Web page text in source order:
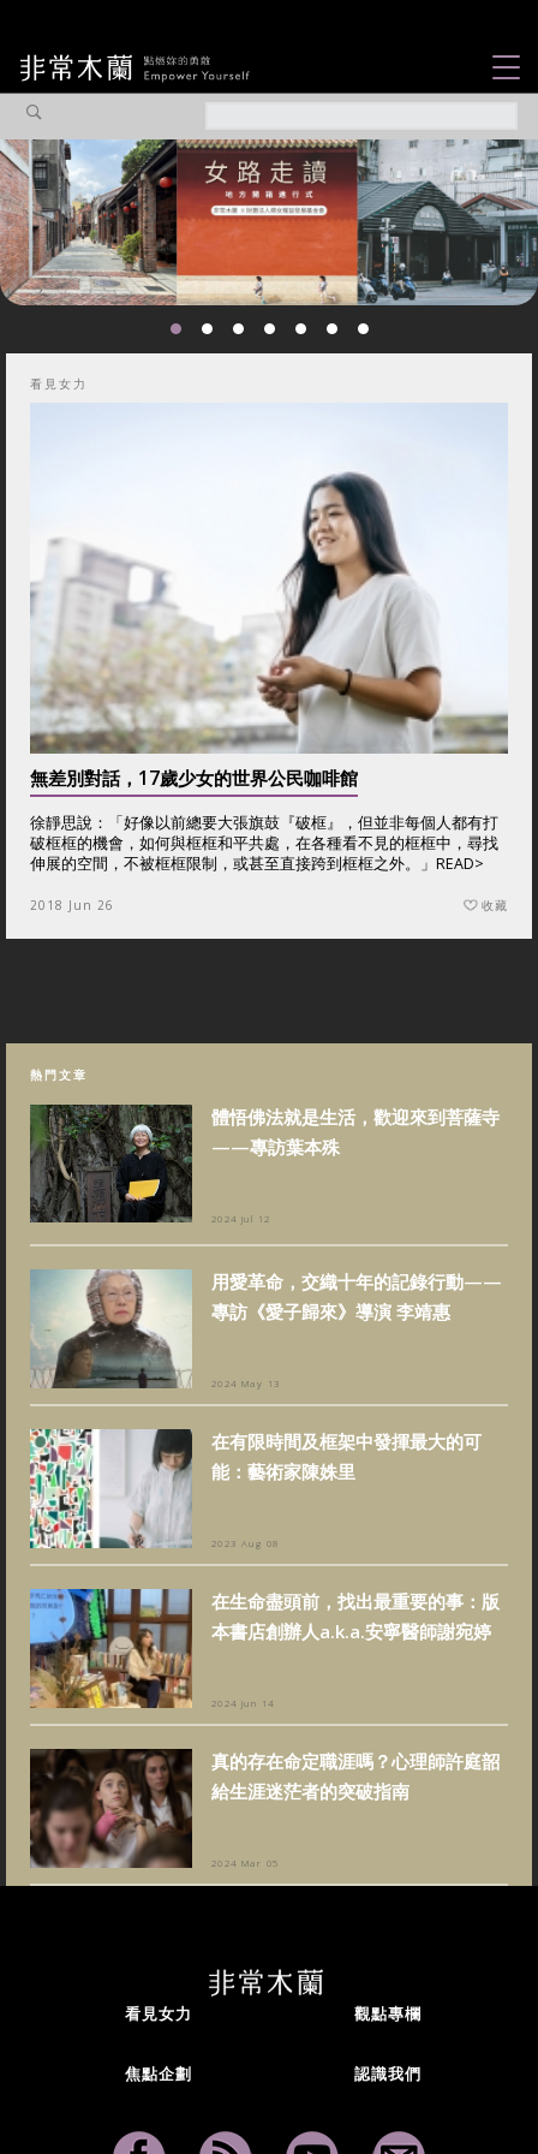
觀點專欄
焦點企劃
認識我們
看見女力
無差別對話，17歲少女的世界公民咖啡館
徐靜思說：「好像以前總要大張旗鼓『破框』，但並非每個人都有打
破框框的機會，如何與框框和平共處，在各種看不見的框框中，尋找
伸展的空間，不被框框限制，或甚至直接跨到框框之外。」 READ>
2018 Jun 26 收藏
熱門文章
體悟佛法就是生活，歡迎來到菩薩寺
——專訪葉本殊
2024 Jul 12
用愛革命，交織十年的記錄行動——
專訪《愛子歸來》導演 李靖惠
2024 May 13
在有限時間及框架中發揮最大的可
能：藝術家陳姝里
2023 Aug 08
在生命盡頭前，找出最重要的事：版
本書店創辦人a.k.a.安寧醫師謝宛婷
2024 Jun 14
真的存在命定職涯嗎？心理師許庭韶
給生涯迷茫者的突破指南
2024 Mar 05
看見女力 觀點專欄
焦點企劃 認識我們